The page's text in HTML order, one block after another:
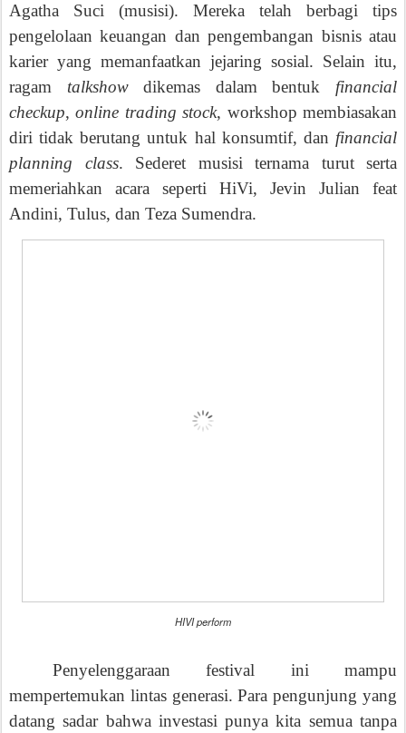
Agatha Suci (musisi). Mereka telah berbagi tips
pengelolaan keuangan dan pengembangan bisnis atau
karier yang memanfaatkan jejaring sosial. Selain itu,
ragam talkshowdikemas dalam bentuk financial
checkup,online trading stock, workshop membiasakan
diri tidak berutang untuk hal konsumtif, dan financial
planning class. Sederet musisi ternama turut serta
memeriahkan acara seperti HiVi, Jevin Julian feat
Andini, Tulus, dan Teza Sumendra.
HIVI perform
Penyelenggaraan festival ini mampu
mempertemukan lintas generasi. Para pengunjung yang
datang sadar bahwa investasi punya kita semua tanpa